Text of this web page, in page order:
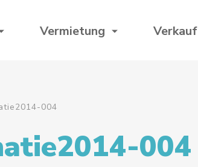
Vermietung Verkauf
004
004